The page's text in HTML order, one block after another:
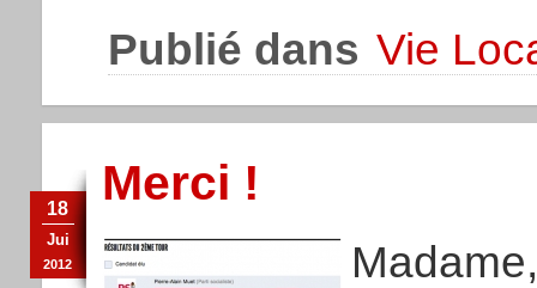
Publié dans Vie
Merci !
18
Jui
2012